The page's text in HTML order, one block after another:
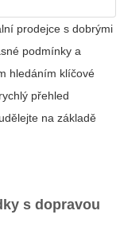
prodejce s dobrými
podmínky a
hledáním klíčové
přehled
na základě
s dopravou